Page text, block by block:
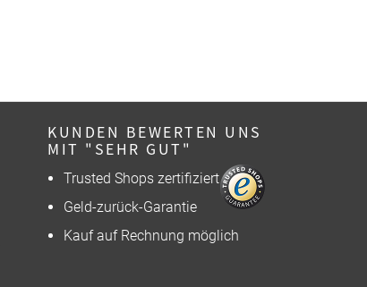
KUNDEN BEWERTEN UNS
MIT "SEHR GUT"
Trusted Shops zertifiziert
Geld-zurück-Garantie
Kauf auf Rechnung möglich